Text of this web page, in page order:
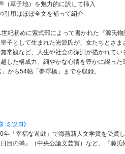
（草子地）を魅力的に訳して挿入
引用はほぼ全文を補って紹介
紀初めに紫式部によって書かれた『源氏
子として生まれた光源氏が、女たちとさ
常観など、人生や社会の深淵が描かれて
した構成力、細やかな心情を豊かに綴っ
から54帖「夢浮橋」までを収録。
ミツヨ)
年「幸福な遊戯」で海燕新人文学賞を受賞
日目の蝉』（中央公論文芸賞）など。『源